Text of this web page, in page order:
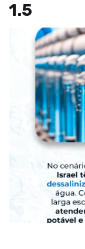
1.5